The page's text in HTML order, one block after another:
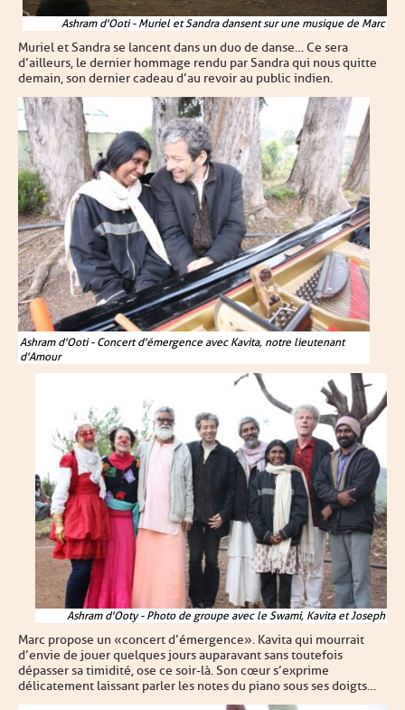
Ashram d'Ooti - Muriel et Sandra dansent sur une musique de Marc
Muriel et Sandra se lancent dans un duo de danse… Ce sera
d’ailleurs, le dernier hommage rendu par Sandra qui nous quitte
demain, son dernier cadeau d’au revoir au public indien.
Ashram d'Ooti - Concert d'émergence avec Kavita, notre lieutenant
d'Amour
Ashram d'Ooty - Photo de groupe avec le Swami, Kavita et Joseph
Marc propose un « concert d’émergence ». Kavita qui mourrait
d’envie de jouer quelques jours auparavant sans toutefois
dépasser sa timidité, ose ce soir-là. Son cœur s’exprime
délicatement laissant parler les notes du piano sous ses doigts…